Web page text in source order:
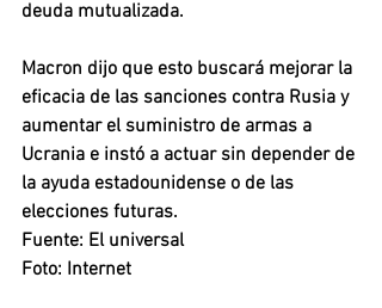
deuda mutualizada.
Macron dijo que esto buscará mejorar la
eficacia de las sanciones contra Rusia y
aumentar el suministro de armas a
Ucrania e instó a actuar sin depender de
la ayuda estadounidense o de las
elecciones futuras.
Fuente: El universal
Foto: Internet